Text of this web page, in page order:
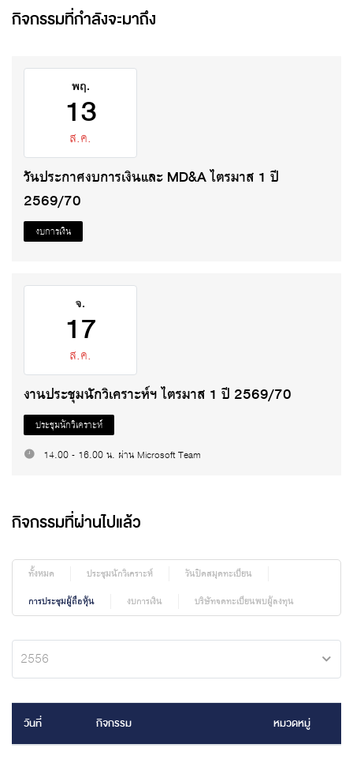
กิจกรรมที่กำลังจะมาถึง
พฤ.
13
ส.ค.
วันประกาศงบการเงินและ MD&A ไตรมาส 1 ปี
2569/70
งบการเงิน
จ.
17
ส.ค.
งานประชุมนักวิเคราะห์ฯ ไตรมาส 1 ปี 2569/70
ประชุมนักวิเคราะห์
14.00 - 16.00 น. ผ่าน Microsoft Team
กิจกรรมที่ผ่านไปแล้ว
ทั้งหมด ประชุมนักวิเคราะห์
วันปิดสมุดทะเบียน
การประชุมผู้ถือหุ้น
งบการเงิน บริษัทจดทะเบียนพบผู้ลงทุน
2556
วันที่ กิจกรรม หมวดหมู่